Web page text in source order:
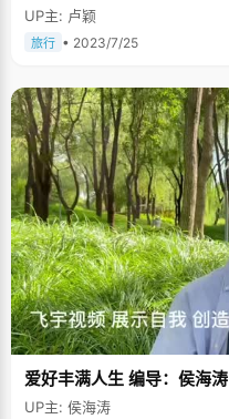
UP主: 卢颖
旅行 • 2023/7/25
爱好丰满人生 编导：侯海涛
UP主: 侯海涛